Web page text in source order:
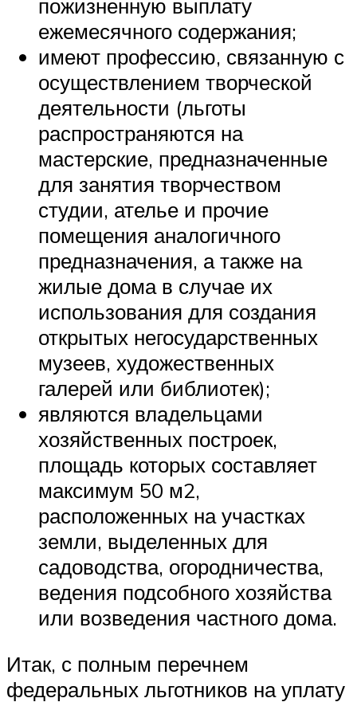
пожизненную выплату
ежемесячного содержания;
имеют профессию, связанную с
осуществлением творческой
деятельности (льготы
распространяются на
мастерские, предназначенные
для занятия творчеством
студии, ателье и прочие
помещения аналогичного
предназначения, а также на
жилые дома в случае их
использования для создания
открытых негосударственных
музеев, художественных
галерей или библиотек);
являются владельцами
хозяйственных построек,
площадь которых составляет
максимум 50 м2,
расположенных на участках
земли, выделенных для
садоводства, огородничества,
ведения подсобного хозяйства
или возведения частного дома.
Итак, с полным перечнем
федеральных льготников на уплату